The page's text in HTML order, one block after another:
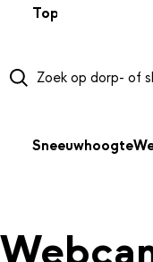
Top 50
Sneeuwhoogte